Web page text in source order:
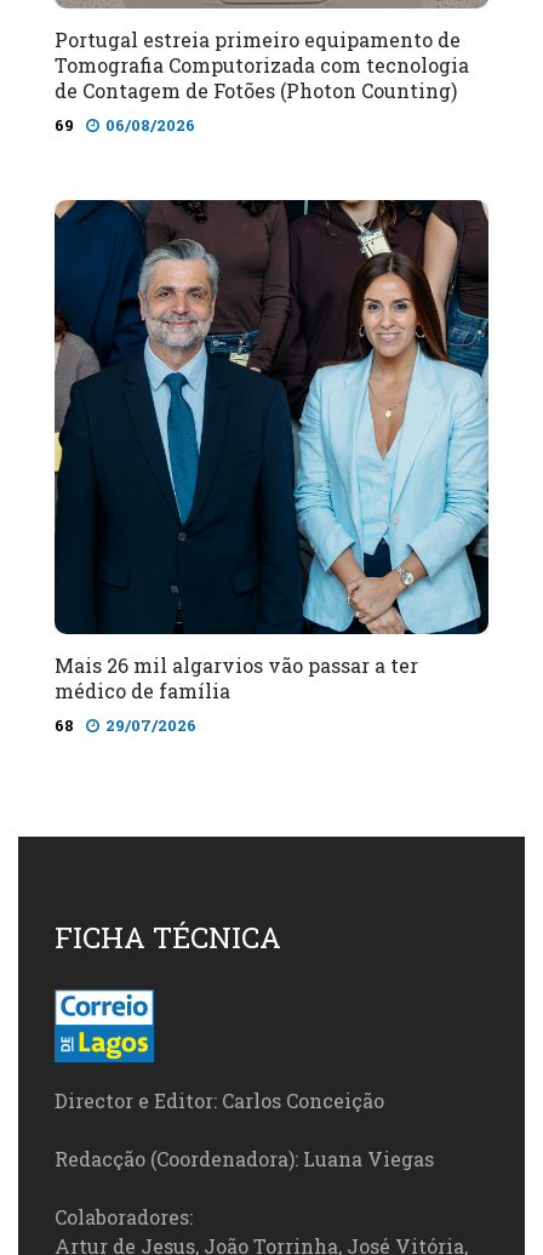
Portugal estreia primeiro equipamento de
Tomografia Computorizada com tecnologia
de Contagem de Fotões (Photon Counting)
69 06/08/2026
Mais 26 mil algarvios vão passar a ter
médico de família
68 29/07/2026
FICHA TÉCNICA
Director e Editor: Carlos Conceição
Redacção (Coordenadora): Luana Viegas
Colaboradores:
Artur de Jesus, João Torrinha, José Vitória,